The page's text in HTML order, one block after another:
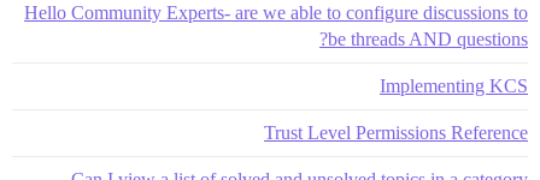
Hello Community Experts- are we able to configure discussions to
be threads AND questions?
Implementing KCS
Trust Level Permissions Reference